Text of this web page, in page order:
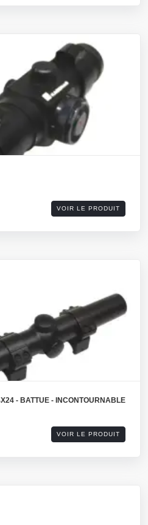
VOIR LE PRODUIT
- BATTUE - INCONTOURNABLE
VOIR LE PRODUIT